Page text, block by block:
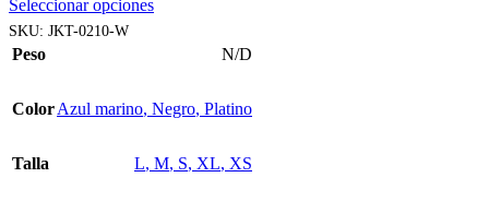
Seleccionar opcionesEste
Las
opciones
pueden
SKU: JKT-0210-W
Peso N/D
ColorAzul marino, Negro, Platino
Talla L, M, S, XL, XS